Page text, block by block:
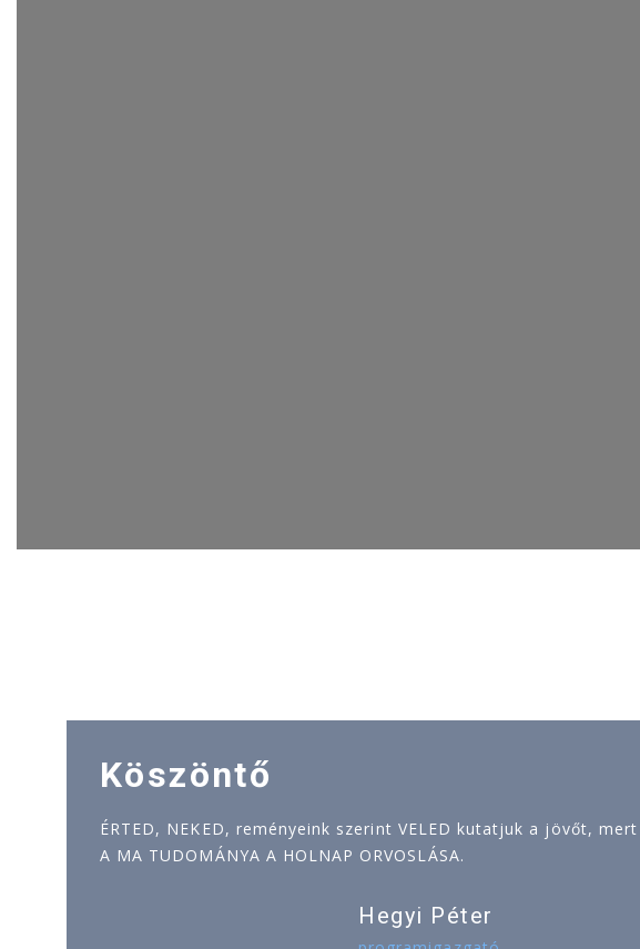
Köszöntő
ÉRTED, NEKED, reményeink szerint VELED kutatjuk a jövőt, mert
A MA TUDOMÁNYA A HOLNAP ORVOSLÁSA.
Hegyi Péter